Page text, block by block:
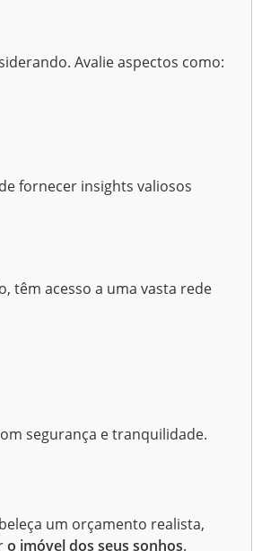
Avalie aspectos como:
fornecer insights valiosos
têm acesso a uma vasta rede
segurança e tranquilidade.
um orçamento realista,
o imóvel dos seus sonhos.